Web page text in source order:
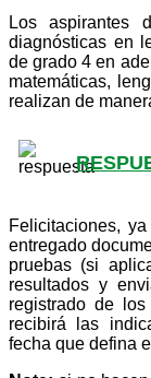
Los aspirantes
diagnósticas en
de grado 4 en
matemáticas,
realizan de
Felicitaciones,
entregado
pruebas (si
resultados y
registrado de
recibirá las
fecha que defina